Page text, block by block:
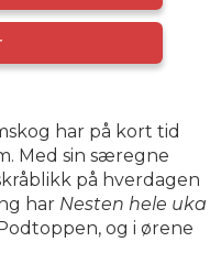
har på kort tid
Med sin særegne
på hverdagen
har Nesten hele uka
og i ørene